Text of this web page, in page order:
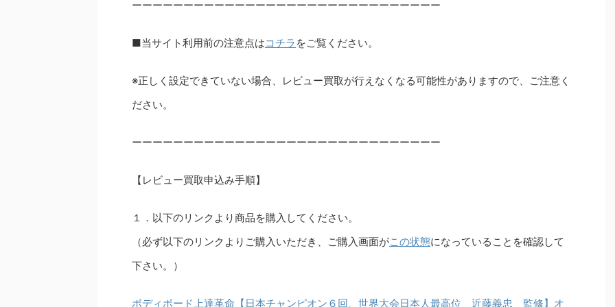
ーーーーーーーーーーーーーーーーーーーーーーーーーーーーーー
■当サイト利用前の注意点はコチラ をご覧ください。
※正しく設定できていない場合、レビュー買取が行えなくなる可能性がありますので、ご注意く
ださい。
ーーーーーーーーーーーーーーーーーーーーーーーーーーーーーー
【レビュー買取申込み手順】
１．以下のリンクより商品を購入してください。
（必ず以下のリンクよりご購入いただき、ご購入画面がこの状態になっていることを確認して
下さい。）
ボディボード上達革命【日本チャンピオン６回、世界大会日本人最高位 近藤義忠 監修】オ